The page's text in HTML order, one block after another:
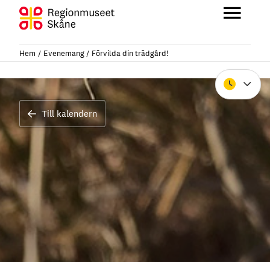
Hoppa
innehåll
Stäng
Hem Evenemang Förvilda din trädgård!
Till kalendern